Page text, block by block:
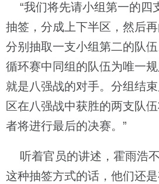
“我们将先请小组第一的四
抽签，分成上下半区，然后
分别抽取一支小组第二的队
循环赛中同组的队伍为唯一
就是八强战的对手。分组结
区在八强战中获胜的两支队
者将进行最后的决赛。”
听着官员的讲述，霍雨浩
这种抽签方式的话，他们还